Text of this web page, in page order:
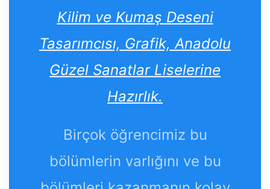
Kilim ve Kumaş Deseni
Tasarımcısı, Grafik, Anadolu
Güzel Sanatlar Liselerine
Hazırlık.
Birçok öğrencimiz bu
bölümlerin varlığını ve bu